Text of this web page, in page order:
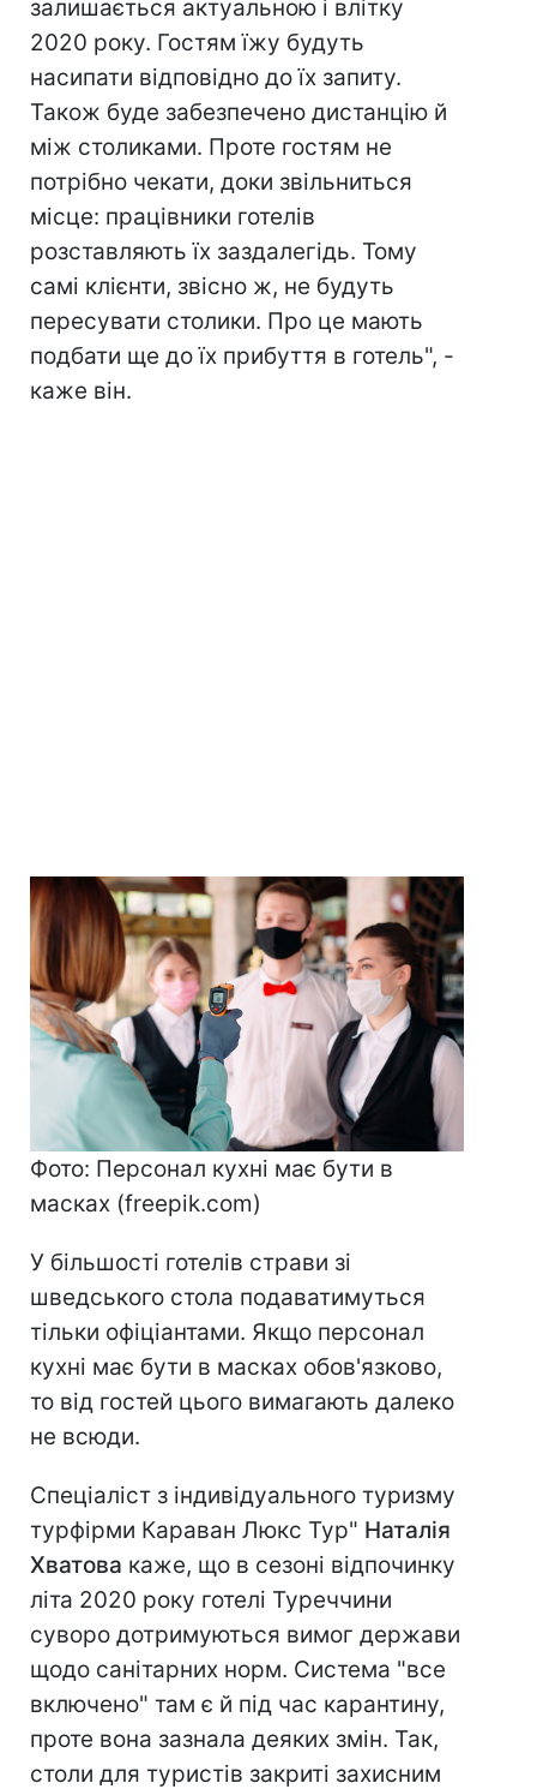
залишається актуальною і влітку
2020 року. Гостям їжу будуть
насипати відповідно до їх запиту.
Також буде забезпечено дистанцію й
між столиками. Проте гостям не
потрібно чекати, доки звільниться
місце: працівники готелів
розставляють їх заздалегідь. Тому
самі клієнти, звісно ж, не будуть
пересувати столики. Про це мають
подбати ще до їх прибуття в готель", -
каже він.
Фото: Персонал кухні має бути в
масках (freepik.com)
У більшості готелів страви зі
шведського стола подаватимуться
тільки офіціантами. Якщо персонал
кухні має бути в масках обов'язково,
то від гостей цього вимагають далеко
не всюди.
Спеціаліст з індивідуального туризму
турфірми Караван Люкс Тур" Наталія
Хватова каже, що в сезоні відпочинку
літа 2020 року готелі Туреччини
суворо дотримуються вимог держави
щодо санітарних норм. Система "все
включено" там є й під час карантину,
проте вона зазнала деяких змін. Так,
столи для туристів закриті захисним